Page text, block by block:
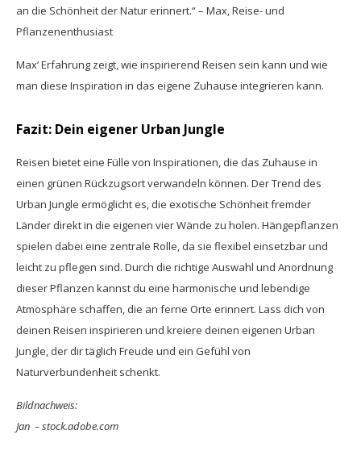
an die Schönheit der Natur erinnert.“ – Max, Reise- und
Pflanzenenthusiast
Max‘ Erfahrung zeigt, wie inspirierend Reisen sein kann und wie
man diese Inspiration in das eigene Zuhause integrieren kann.
Fazit: Dein eigener Urban Jungle
Reisen bietet eine Fülle von Inspirationen, die das Zuhause in
einen grünen Rückzugsort verwandeln können. Der Trend des
Urban Jungle ermöglicht es, die exotische Schönheit fremder
Länder direkt in die eigenen vier Wände zu holen. Hängepflanzen
spielen dabei eine zentrale Rolle, da sie flexibel einsetzbar und
leicht zu pflegen sind. Durch die richtige Auswahl und Anordnung
dieser Pflanzen kannst du eine harmonische und lebendige
Atmosphäre schaffen, die an ferne Orte erinnert. Lass dich von
deinen Reisen inspirieren und kreiere deinen eigenen Urban
Jungle, der dir täglich Freude und ein Gefühl von
Naturverbundenheit schenkt.
Bildnachweis:
Jan – stock.adobe.com